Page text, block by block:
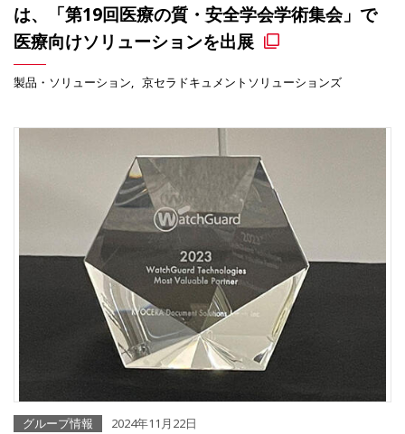
は、「第19回医療の質・安全学会学術集会」で
医療向けソリューションを出展
製品・ソリューション 京セラドキュメントソリューションズ
グループ情報 2024年11月22日